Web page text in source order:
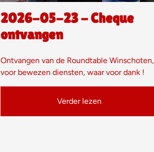
2026-05-23 - Cheque
ontvangen
Ontvangen van de Roundtable Winschoten,
voor bewezen diensten, waar voor dank !
Verder lezen